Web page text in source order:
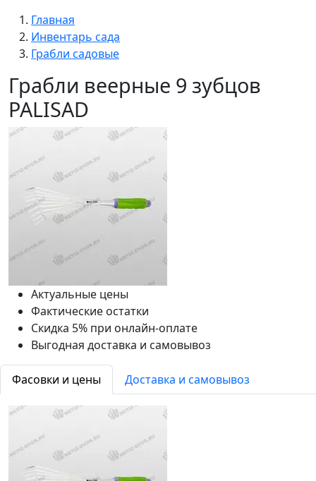
Главная
Инвентарь сада
Грабли садовые
Грабли веерные 9 зубцов
PALISAD
Актуальные цены
Фактические остатки
Скидка 5% при онлайн-оплате
Выгодная доставка и самовывоз
Фасовки и цены Доставка и самовывоз